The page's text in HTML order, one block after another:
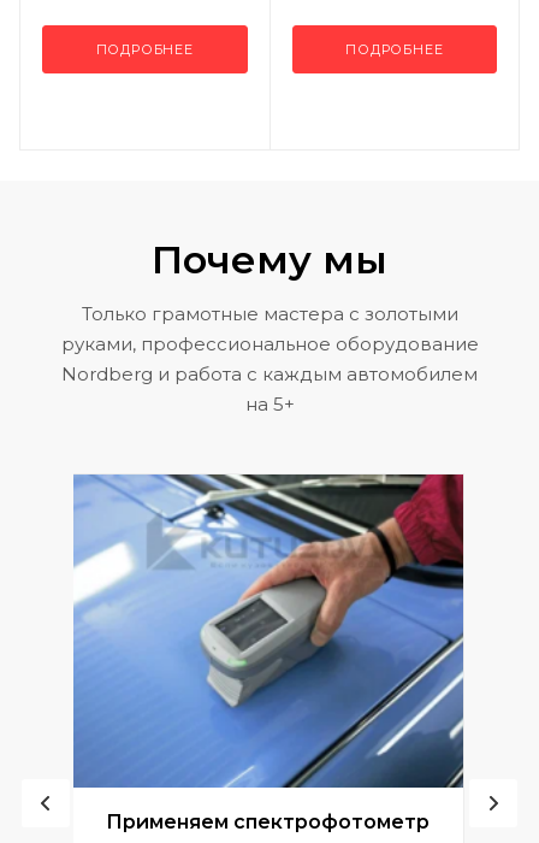
ПОДРОБНЕЕ ПОДРОБНЕЕ
Почему мы
Только грамотные мастера с золотыми
руками, профессиональное оборудование
Nordberg и работа с каждым автомобилем
на 5+
Применяем спектрофотометр